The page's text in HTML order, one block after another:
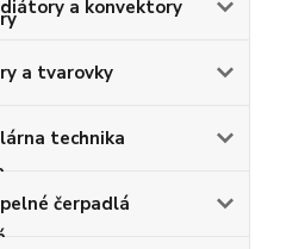
a konvektory
a tvarovky
technika
čerpadlá